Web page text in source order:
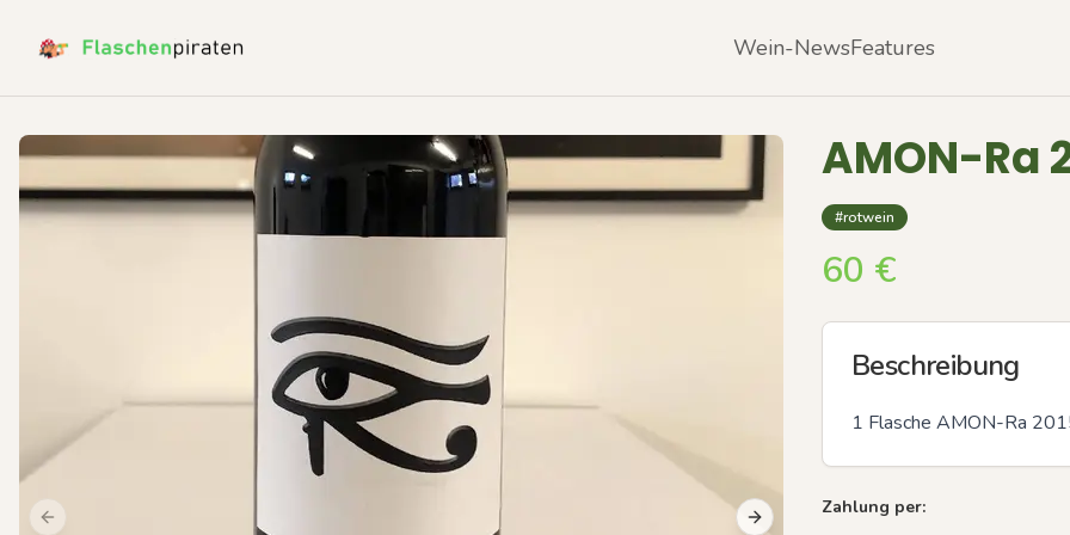
Wein-NewsFeatures
Previous slide Next slide
AMON-Ra
#rotwein
60 €
Beschreibung
1 Flasche AMON-Ra
Zahlung per: